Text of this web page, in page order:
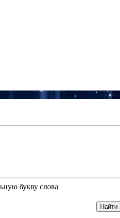
букву слова